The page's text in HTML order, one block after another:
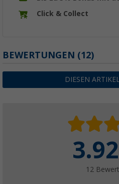
Click & Collect
BEWERTUNGEN (12)
DIESEN
12